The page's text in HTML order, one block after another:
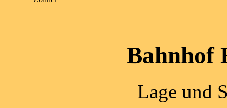
Bahnhof
Lage und